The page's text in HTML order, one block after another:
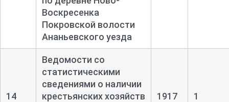
Воскресенка
Покровской волости
Ананьевского уезда
14
Ведомости со
статистическими
сведениями о наличии
крестьянских хозяйств
1917 1